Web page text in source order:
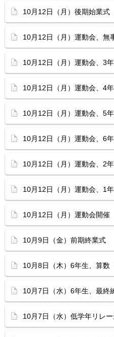
10月12日（月）後期始業式
10月12日（月）運動会、無
10月12日（月）運動会、3
10月12日（月）運動会、4
10月12日（月）運動会、5
10月12日（月）運動会、6
10月12日（月）運動会、2
10月12日（月）運動会、1
10月12日（月）運動会開催
10月9日（金）前期終業式
10月8日（木）6年生、算数
10月7日（水）6年生、最終
10月7日（水）低学年リレ